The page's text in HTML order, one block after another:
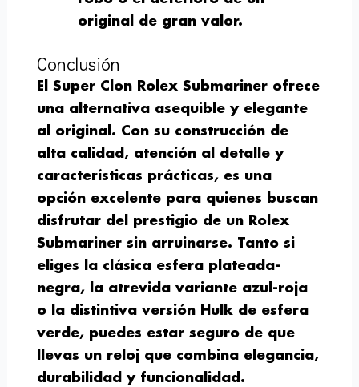
original de gran valor.
Conclusión
El Super Clon Rolex Submariner ofrece
una alternativa asequible y elegante
al original. Con su construcción de
alta calidad, atención al detalle y
características prácticas, es una
opción excelente para quienes buscan
disfrutar del prestigio de un Rolex
Submariner sin arruinarse. Tanto si
eliges la clásica esfera plateada-
negra, la atrevida variante azul-roja
o la distintiva versión Hulk de esfera
verde, puedes estar seguro de que
llevas un reloj que combina elegancia,
durabilidad y funcionalidad.